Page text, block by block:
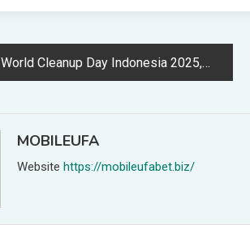
World Cleanup Day Indonesia 2025, Wali Kota Cimahi Ajak Masyarakat Kerja Bakti Masal
MOBILEUFA
Website https://mobileufabet.biz/